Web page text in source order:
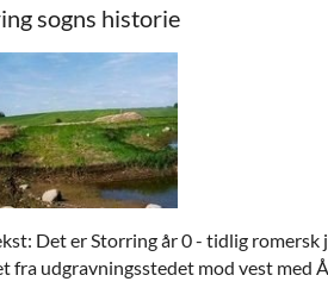
sogns historie
Det er Storring år 0 - tidlig
fra udgravningsstedet mod vest med